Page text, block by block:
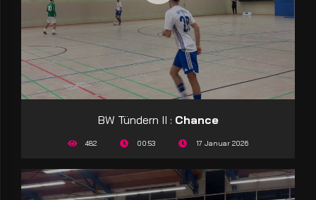
BW Tündern II : Chance
482 00:53 17 Januar 2026